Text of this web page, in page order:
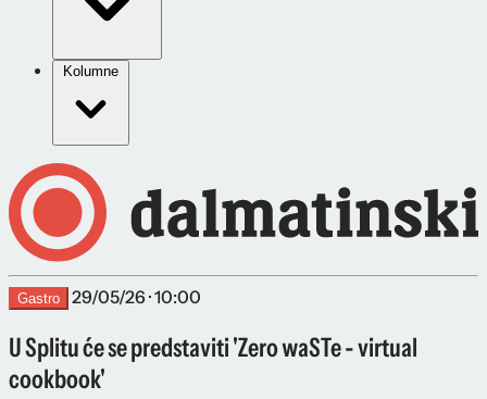
Kolumne
Gastro 29/05/26 · 10:00
U Splitu će se predstaviti 'Zero waSTe - virtual
cookbook'